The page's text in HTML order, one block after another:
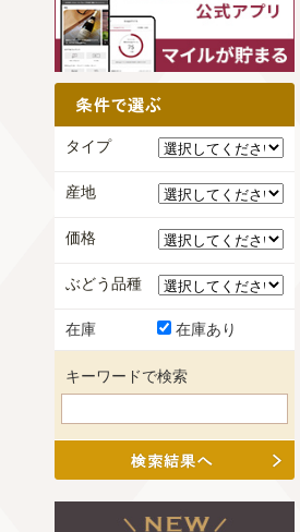
タイプ
産地
価格
ぶどう品種
在庫 在庫あり
キーワードで検索